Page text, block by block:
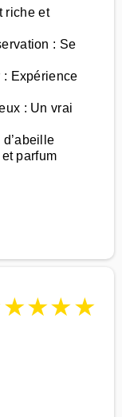
riche et
: Se
Expérience
: Un vrai
parfum
★★★★